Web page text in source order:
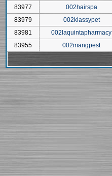
83977
002hairspa
83979
002klassypet
83981
002laquintapharmacy
83955
002mangpest